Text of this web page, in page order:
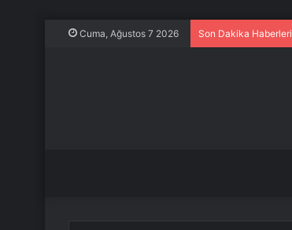
Cuma, Ağustos 7 2026 Son Dakika Haberleri